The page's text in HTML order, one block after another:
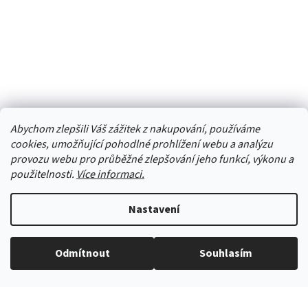
Abychom zlepšili Váš zážitek z nakupování, používáme
cookies, umožňující pohodlné prohlížení webu a analýzu
provozu webu pro průběžné zlepšování jeho funkcí, výkonu a
použitelnosti. Více informaci.
Nastavení
Odmítnout Souhlasím
73,55 Kč bez DPH